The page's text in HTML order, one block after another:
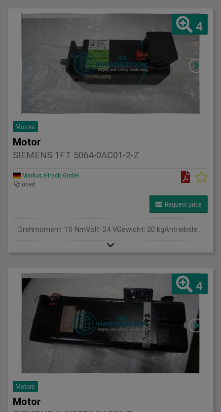
4
Motors
Motor
SIEMENS 1FT 5064-0AC01-2-Z
Markus Hirsch GmbH
used
Request price
Drehmoment: 10 NmVolt: 24 VGewicht: 20 kgAntriebsleistung: kWAmpere: AGesamtleistungsbedarf: kWMaschinengewicht ca.: tRaumbedarf ca.: m
4
Motors
Motor